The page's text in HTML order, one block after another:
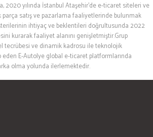
2020 yılında İstanbul Ataşehir’de e-ticaret siteleri ve
satış ve pazarlama faaliyetlerinde bulunmak
ihtiyaç ve beklentileri doğrultusunda 2022
kurarak faaliyet alanını genişletmiştir.Grup
tecrübesi ve dinamik kadrosu ile teknolojik
E-Autolye global e-ticaret platformlarında
olma yolunda ilerlemektedir.